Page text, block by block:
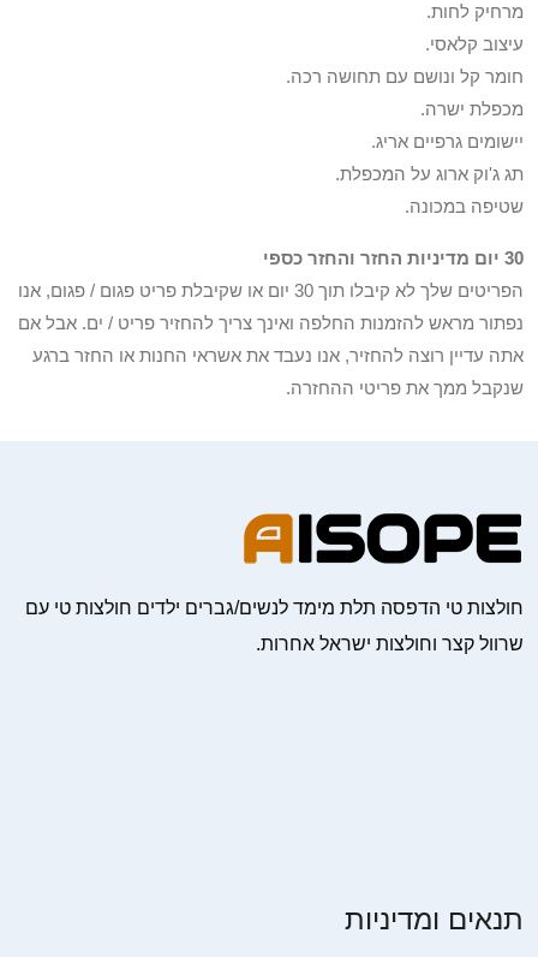
מרחיק לחות.
עיצוב קלאסי.
חומר קל ונושם עם תחושה רכה.
מכפלת ישרה.
יישומים גרפיים אריג.
תג ג'וק ארוג על המכפלת.
שטיפה במכונה.
30 יום מדיניות החזר והחזר כספי
הפריטים שלך לא קיבלו תוך 30 יום או שקיבלת פריט פגום / פגום, אנו
נפתור מראש להזמנות החלפה ואינך צריך להחזיר פריט / ים. אבל אם
אתה עדיין רוצה להחזיר, אנו נעבד את אשראי החנות או החזר ברגע
שנקבל ממך את פריטי ההחזרה.
חולצות טי הדפסה תלת מימד לנשים/גברים ילדים חולצות טי עם
שרוול קצר וחולצות ישראל אחרות.
תנאים ומדיניות